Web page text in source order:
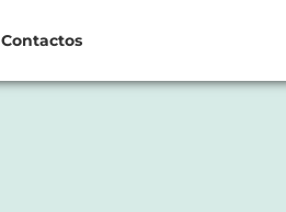
Contactos